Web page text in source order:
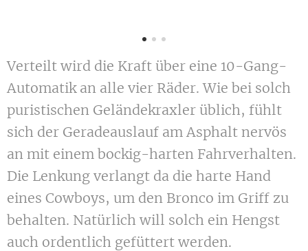
Verteilt wird die Kraft über eine 10-Gang-
Automatik an alle vier Räder. Wie bei solch
puristischen Geländekraxler üblich, fühlt
sich der Geradeauslauf am Asphalt nervös
an mit einem bockig-harten Fahrverhalten.
Die Lenkung verlangt da die harte Hand
eines Cowboys, um den Bronco im Griff zu
behalten. Natürlich will solch ein Hengst
auch ordentlich gefüttert werden.